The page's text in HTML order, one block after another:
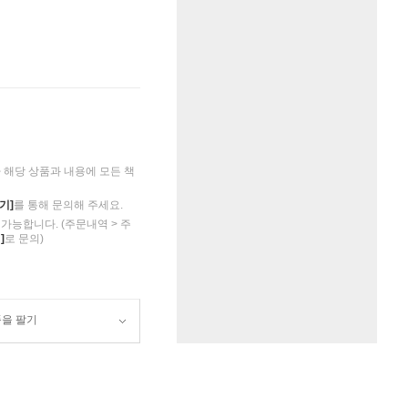
당 상품과 내용에 모든 책
] 를 통해 문의해 주세요.
능합니다. (주문내역 > 주
로 문의)
팔기